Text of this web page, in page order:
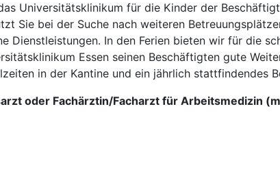
Universitätsklinikum für die Kinder der
Sie bei der Suche nach weiteren
Dienstleistungen. In den Ferien bieten wir für die
Essen seinen Beschäftigten gute
in der Kantine und ein jährlich stattfindendes
oder Fachärztin/Facharzt für Arbeitsmedizin